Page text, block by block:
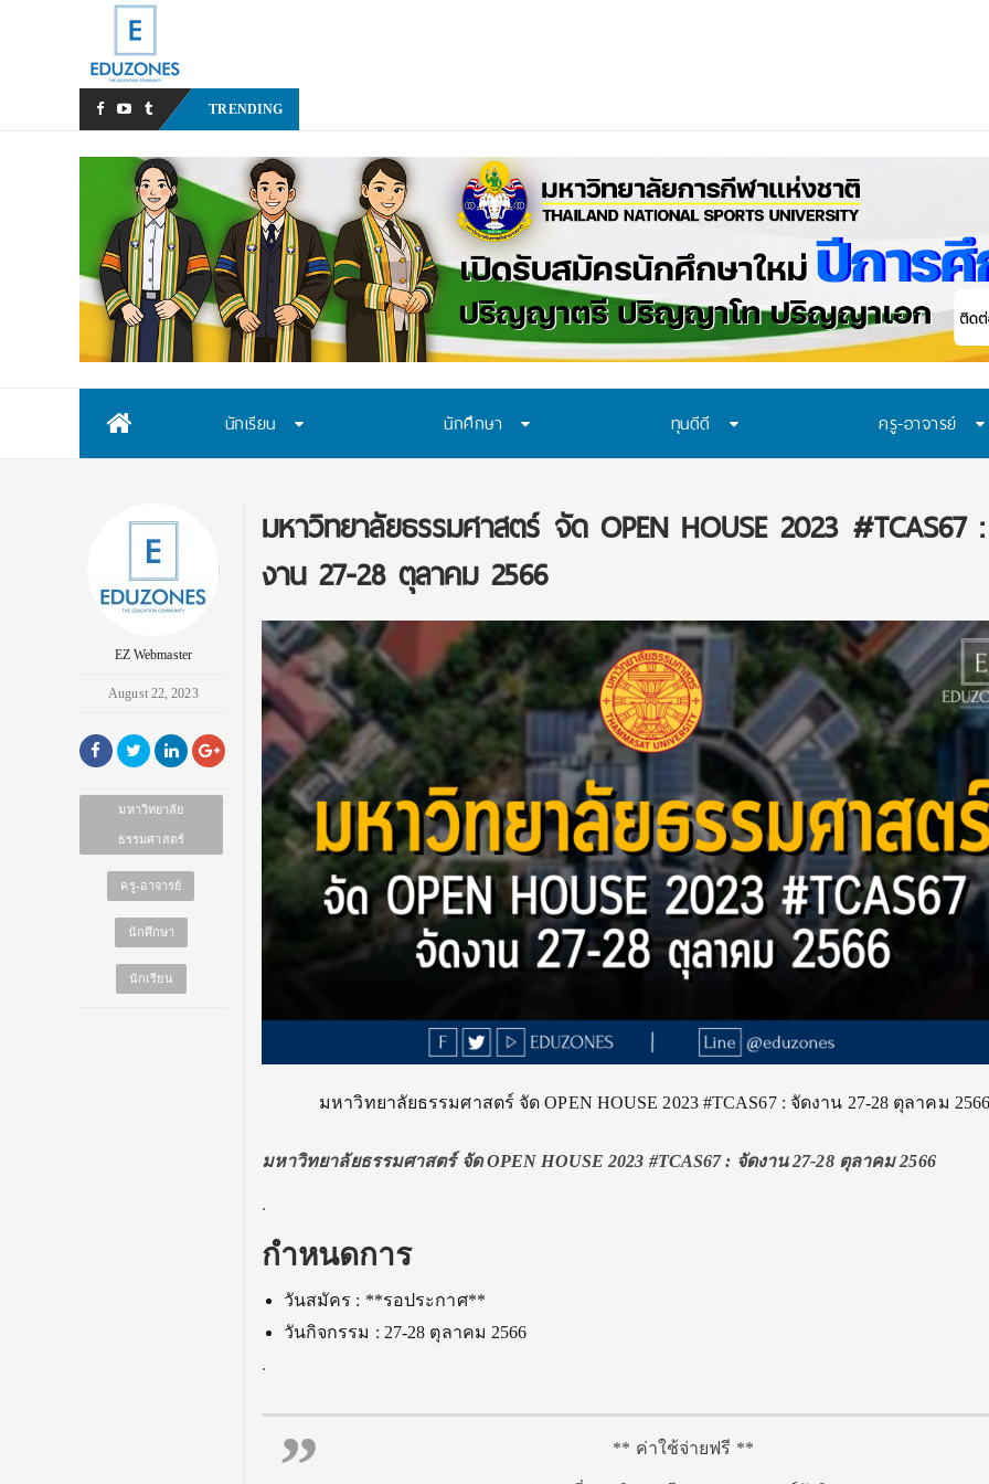
TRENDING
นักเรียน นักศึกษา ทุนดีดี ครู-อาจารย์
EZ Webmaster
August 22, 2023
มหาวิทยาลัย
ธรรมศาสตร์
ครู-อาจารย์
นักศึกษา
นักเรียน
มหาวิทยาลัยธรรมศาสตร์ จัด OPEN HOUSE 2023 #TCAS67
งาน 27-28 ตุลาคม 2566
มหาวิทยาลัยธรรมศาสตร์ จัด OPEN HOUSE 2023 #TCAS67 : จัดงาน 27-28 ตุลาคม
มหาวิทยาลัยธรรมศาสตร์ จัด OPEN HOUSE 2023 #TCAS67 : จัดงาน 27-28 ตุลาคม 2566
.
กำหนดการ
วันสมัคร : **รอประกาศ**
วันกิจกรรม : 27-28 ตุลาคม 2566
.
** ค่าใช้จ่ายฟรี **